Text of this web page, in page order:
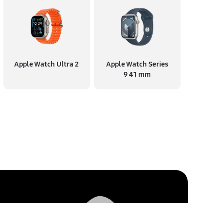
Apple Watch Ultra 2
Apple Watch Series
9 41 mm